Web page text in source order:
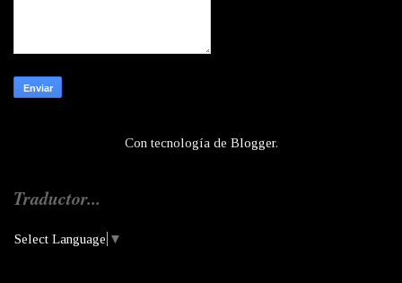
Con tecnología de Blogger.
Traductor...
Select Language ▼